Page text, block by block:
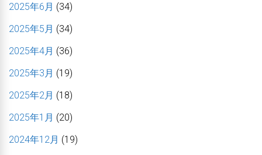
2025年6月 (34)
2025年5月 (34)
2025年4月 (36)
2025年3月 (19)
2025年2月 (18)
2025年1月 (20)
2024年12月 (19)